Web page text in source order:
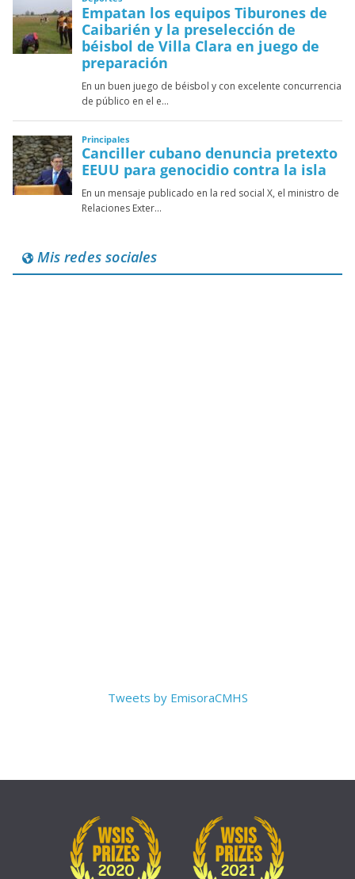
Mis redes sociales
Tweets by EmisoraCMHS